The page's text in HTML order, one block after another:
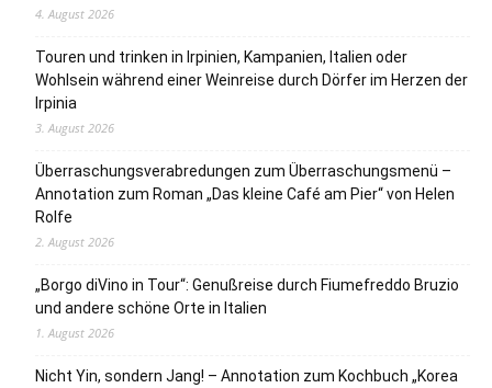
4. August 2026
Touren und trinken in Irpinien, Kampanien, Italien oder
Wohlsein während einer Weinreise durch Dörfer im Herzen der
Irpinia
3. August 2026
Überraschungsverabredungen zum Überraschungsmenü –
Annotation zum Roman „Das kleine Café am Pier“ von Helen
Rolfe
2. August 2026
„Borgo diVino in Tour“: Genußreise durch Fiumefreddo Bruzio
und andere schöne Orte in Italien
1. August 2026
Nicht Yin, sondern Jang! – Annotation zum Kochbuch „Korea